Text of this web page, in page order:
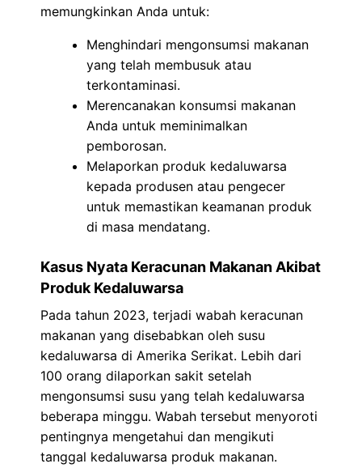
memungkinkan Anda untuk:
Menghindari mengonsumsi makanan
yang telah membusuk atau
terkontaminasi.
Merencanakan konsumsi makanan
Anda untuk meminimalkan
pemborosan.
Melaporkan produk kedaluwarsa
kepada produsen atau pengecer
untuk memastikan keamanan produk
di masa mendatang.
Kasus Nyata Keracunan Makanan Akibat
Produk Kedaluwarsa
Pada tahun 2023, terjadi wabah keracunan
makanan yang disebabkan oleh susu
kedaluwarsa di Amerika Serikat. Lebih dari
100 orang dilaporkan sakit setelah
mengonsumsi susu yang telah kedaluwarsa
beberapa minggu. Wabah tersebut menyoroti
pentingnya mengetahui dan mengikuti
tanggal kedaluwarsa produk makanan.